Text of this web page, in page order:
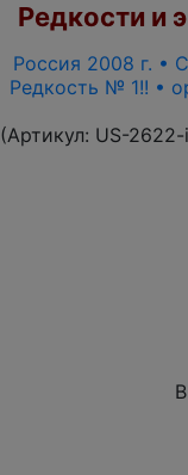
Редкости и
Россия 2008 г. •
Редкость № 1!! •
(Артикул: US-